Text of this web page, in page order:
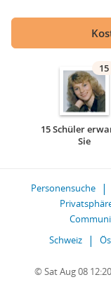
15
15 Schüler
Sie
Personensuche
Schweiz
© Sat Aug 08